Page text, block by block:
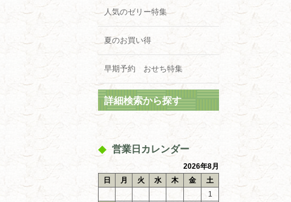
人気のゼリー特集
夏のお買い得
早期予約 おせち特集
詳細検索から探す
営業日カレンダー
2026年8月
日
月 火 水 木 金
土
1